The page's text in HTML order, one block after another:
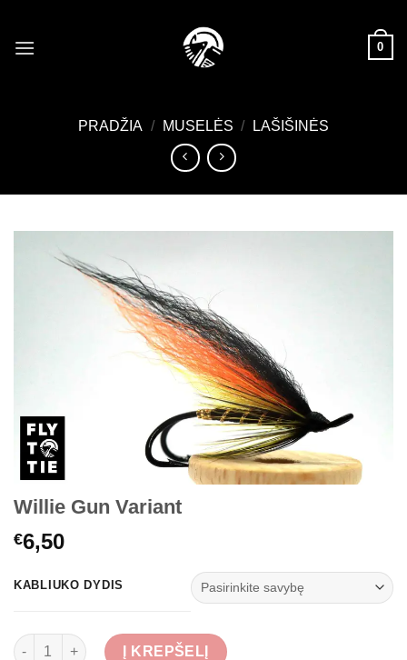
content
0
PRADŽIA / MUSELĖS / LAŠIŠINĖS
Willie Gun Variant
€6,50
KABLIUKO DYDIS
produkto kiekis: Willie Gun Variant
Į KREPŠELĮ